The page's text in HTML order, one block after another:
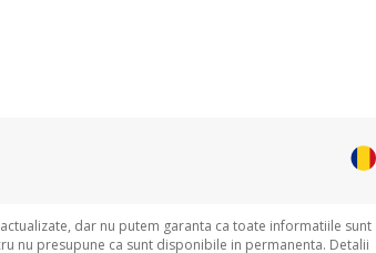
dar nu putem garanta ca toate informatiile sunt
nu presupune ca sunt disponibile in permanenta. Detalii